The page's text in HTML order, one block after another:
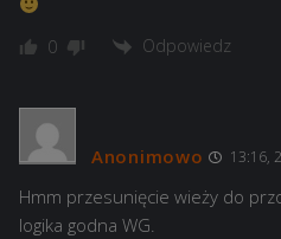
0 Odpowiedz
Anonimowo 13:16,
Hmm przesunięcie wieży do
logika godna WG.